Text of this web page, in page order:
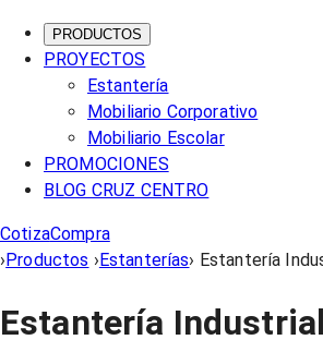
PRODUCTOS
PROYECTOS
Estantería
Mobiliario Corporativo
Mobiliario Escolar
PROMOCIONES
BLOG CRUZ CENTRO
CotizaCompra
›Productos ›Estanterías› Estantería
Estantería